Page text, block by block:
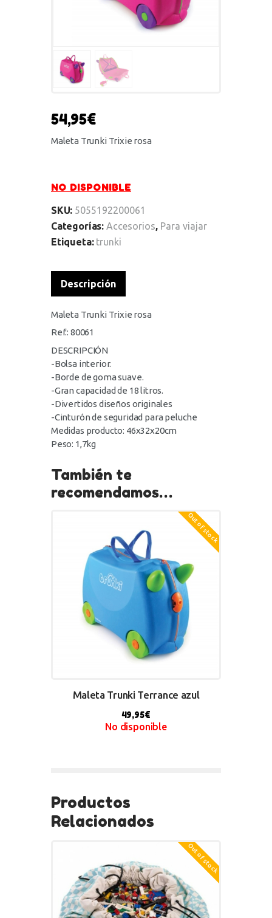
54,95€
Maleta Trunki Trixie rosa
NO DISPONIBLE
SKU: 5055192200061
Categorías: Accesorios, Para viajar
Etiqueta: trunki
Descripción
Maleta Trunki Trixie rosa
Ref.: 80061
DESCRIPCIÓN
-Bolsa interior.
-Borde de goma suave.
-Gran capacidad de 18 litros.
-Divertidos diseños originales
-Cinturón de seguridad para peluche
Medidas producto: 46x32x20cm
Peso: 1,7kg
También te
recomendamos…
Out of stock
Maleta Trunki Terrance azul
49,95€
No disponible
Productos
Relacionados
Out of stock